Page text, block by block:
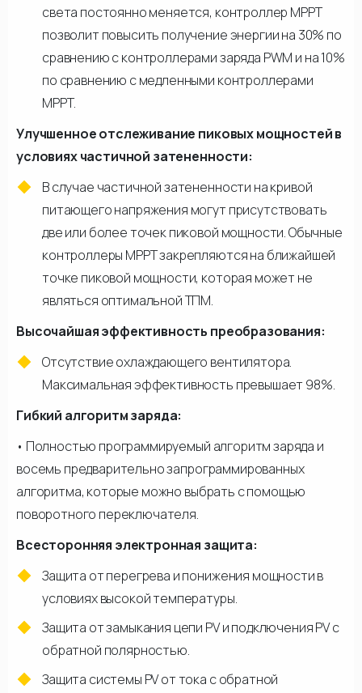
света постоянно меняется, контроллер МРРТ
позволит повысить получение энергии на 30% по
сравнению с контроллерами заряда PWM и на 10%
по сравнению с медленными контроллерами
МРРТ.
Улучшенное отслеживание пиковых мощностей в
условиях частичной затененности:
В случае частичной затененности на кривой
питающего напряжения могут присутствовать
две или более точек пиковой мощности. Обычные
контроллеры МРРТ закрепляются на ближайшей
точке пиковой мощности, которая может не
являться оптимальной ТПМ.
Высочайшая эффективность преобразования:
Отсутствие охлаждающего вентилятора.
Максимальная эффективность превышает 98%.
Гибкий алгоритм заряда:
• Полностью программируемый алгоритм заряда и
восемь предварительно запрограммированных
алгоритма, которые можно выбрать с помощью
поворотного переключателя.
Всесторонняя электронная защита:
Защита от перегрева и понижения мощности в
условиях высокой температуры.
Защита от замыкания цепи PV и подключения PV с
обратной полярностью.
Защита системы PV от тока с обратной